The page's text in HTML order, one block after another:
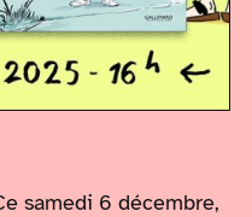
samedi 6 décembre,